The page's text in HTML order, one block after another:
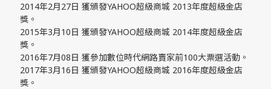
2014年2月27日 獲頒發YAHOO超級商城 2013年度超級金店
獎。
2015年3月10日 獲頒發YAHOO超級商城 2014年度超級金店
獎。
2016年7月08日 獲參加數位時代網路賣家前100大票選活動。
2017年3月16日 獲頒發YAHOO超級商城 2016年度超級金店
獎。